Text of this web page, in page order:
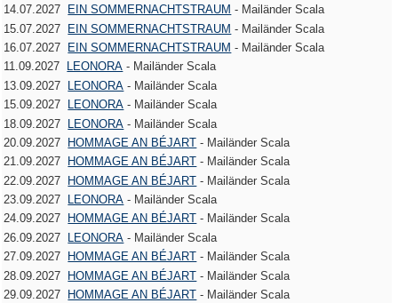
14.07.2027
EIN SOMMERNACHTSTRAUM - Mailänder Scala
15.07.2027 EIN SOMMERNACHTSTRAUM - Mailänder Scala
16.07.2027
EIN SOMMERNACHTSTRAUM - Mailänder Scala
11.09.2027
LEONORA - Mailänder Scala
13.09.2027 LEONORA - Mailänder Scala
15.09.2027
LEONORA - Mailänder Scala
18.09.2027 LEONORA - Mailänder Scala
20.09.2027
HOMMAGE AN BÉJART - Mailänder Scala
21.09.2027
HOMMAGE AN BÉJART - Mailänder Scala
22.09.2027 HOMMAGE AN BÉJART - Mailänder Scala
23.09.2027
LEONORA - Mailänder Scala
24.09.2027
HOMMAGE AN BÉJART - Mailänder Scala
26.09.2027
LEONORA - Mailänder Scala
27.09.2027
HOMMAGE AN BÉJART - Mailänder Scala
28.09.2027 HOMMAGE AN BÉJART - Mailänder Scala
29.09.2027
HOMMAGE AN BÉJART - Mailänder Scala